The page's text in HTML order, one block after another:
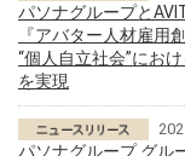
パソナグループと
『アバター人材雇用
“個人自立社会”にお
を実現
パソナグループ グル